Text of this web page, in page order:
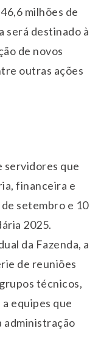
milhões de
será destinado à
de novos
outras ações
servidores que
financeira e
setembro e 10
2025.
da Fazenda, a
de reuniões
técnicos,
equipes que
administração